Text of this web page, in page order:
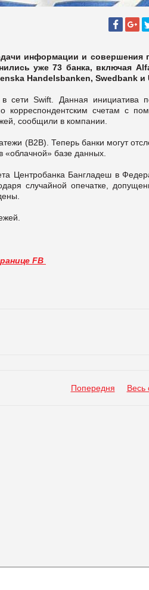
информации и совершения
уже 73 банка, включая
Handelsbanken, Swedbank и
сети Swift. Данная инициатива
корреспондентским счетам с
сообщили в компании.
(B2B). Теперь банки могут
«облачной» базе данных.
Центробанка Бангладеш в
случайной опечатке,
FB
Попередня Весь